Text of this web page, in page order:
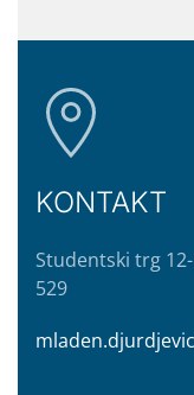
KONTAKT
Studentski trg
529